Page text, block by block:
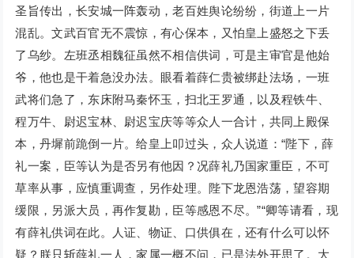
圣旨传出，长安城一阵轰动，老百姓舆论纷纷，街道上一片
混乱。文武百官无不震惊，有心保本，又怕皇上盛怒之下丢
了乌纱。左班丞相魏征虽然不相信供词，可是主审官是他始
爷，他也是干着急没办法。眼看着薛仁贵被绑赴法场，一班
武将们急了，东床附马秦怀玉，扫北王罗通，以及程铁牛、
程万牛、尉迟宝林、尉迟宝庆等等众人一合计，共同上殿保
本，丹墀前跪倒一片。给皇上叩过头，众人说道：“陛下，薛
礼一案，臣等认为是否另有他因？况薛礼乃国家重臣，不可
草率从事，应慎重调查，另作处理。陛下龙恩浩荡，望容期
缓限，另派大员，再作复勘，臣等感恩不尽。”“卿等请看，现
有薛礼供词在此。人证、物证、口供俱在，还有什么可以怀
疑？朕只斩薛礼一人，家属一概不问，已是法外开思了。大